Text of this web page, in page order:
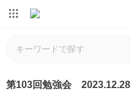
第103回勉強会 2023.12.28